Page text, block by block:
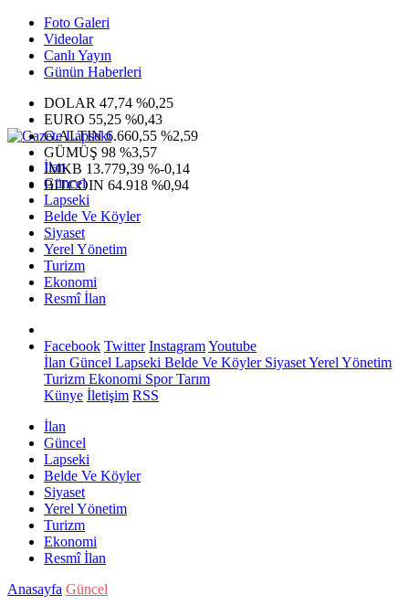
Foto Galeri
Videolar
Canlı Yayın
Günün Haberleri
DOLAR 47,74 %0,25
EURO 55,25 %0,43
G.ALTIN6.660,55 %2,59
GÜMÜŞ 98 %3,57
IMKB 13.779,39 %-0,14
BITCOIN 64.918 %0,94
İlan
Güncel
Lapseki
Belde Ve Köyler
Siyaset
Yerel Yönetim
Turizm
Ekonomi
Resmî İlan
Facebook Twitter InstagramYoutube
İlan Güncel Lapseki Belde Ve KöylerSiyasetYerel Yönetim
Turizm Ekonomi SporTarım
Künye İletişim RSS
İlan
Güncel
Lapseki
Belde Ve Köyler
Siyaset
Yerel Yönetim
Turizm
Ekonomi
Resmî İlan
Anasayfa Güncel